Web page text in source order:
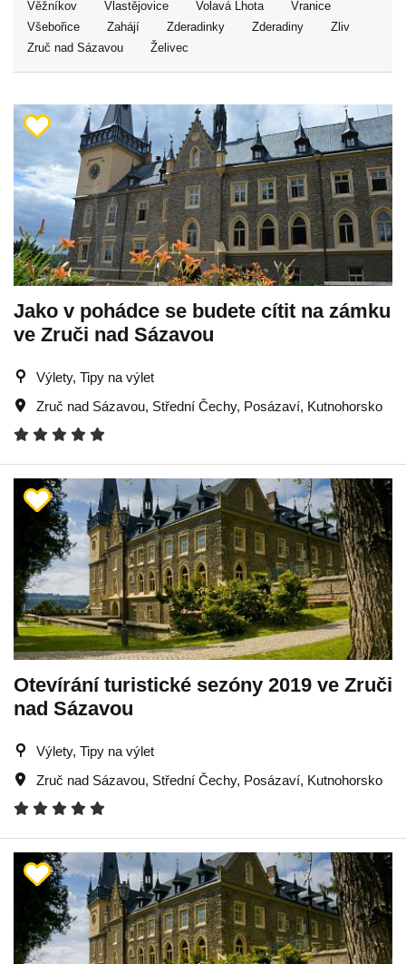
Věžníkov Vlastějovice Volavá Lhota
Vranice
Všebořice
Zahájí Zderadinky Zderadiny
Zliv
Zruč nad Sázavou
Želivec
Jako v pohádce se budete cítit na zámku
ve Zruči nad Sázavou
Výlety, Tipy na výlet
Zruč nad Sázavou, Střední Čechy, Posázaví, Kutnohorsko
Otevírání turistické sezóny 2019 ve Zruči
nad Sázavou
Výlety, Tipy na výlet
Zruč nad Sázavou, Střední Čechy, Posázaví, Kutnohorsko